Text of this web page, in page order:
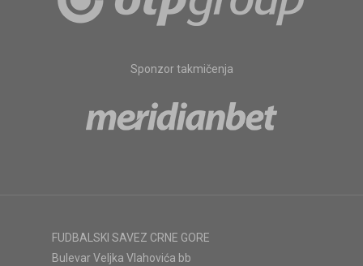
Sponzor takmičenja
FUDBALSKI SAVEZ CRNE GORE
Bulevar Veljka Vlahovića bb